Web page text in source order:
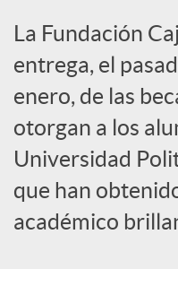
e
s
S
o
La Fundación
entrega, el
enero, de las
otorgan a los
Universidad
que han
académico